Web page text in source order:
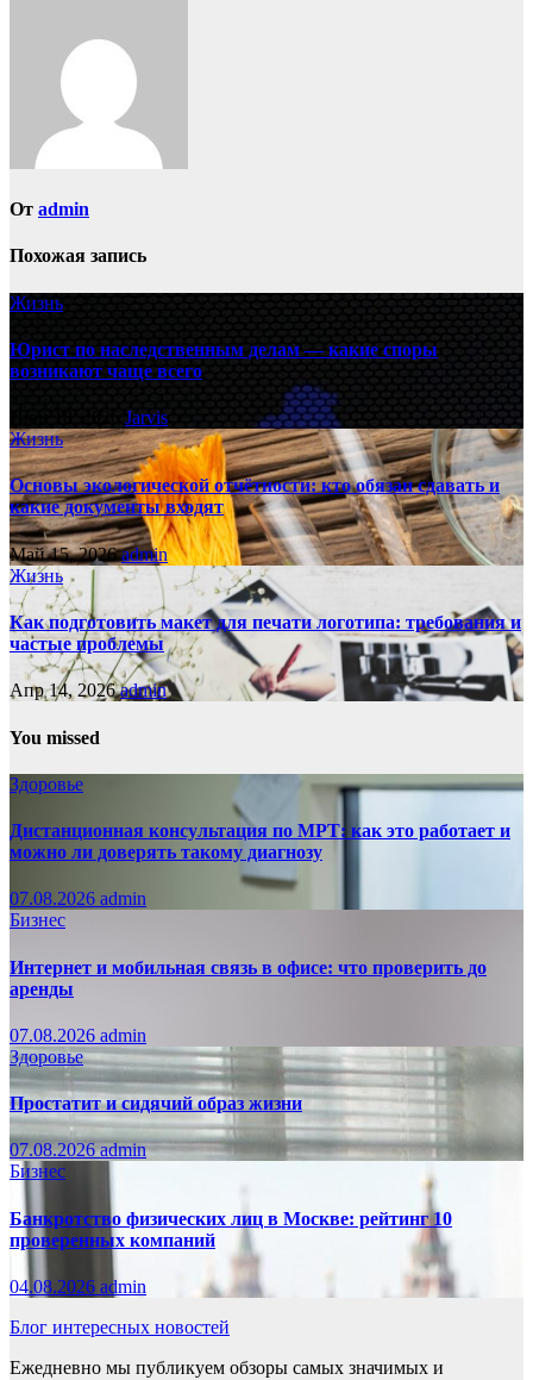
От admin
Похожая запись
Жизнь
Юрист по наследственным делам — какие споры
возникают чаще всего
Jarvis
Жизнь
Основы экологической отчётности: кто обязан сдавать и
какие документы входят
Май 15, 2026admin
Жизнь
Как подготовить макет для печати логотипа: требования и
частые проблемы
Апр 14, 2026admin
You missed
Здоровье
Дистанционная консультация по МРТ: как это работает и
можно ли доверять такому диагнозу
07.08.2026 admin
Бизнес
Интернет и мобильная связь в офисе: что проверить до
аренды
07.08.2026 admin
Здоровье
Простатит и сидячий образ жизни
07.08.2026admin
Бизнес
Банкротство физических лиц в Москве: рейтинг 10
проверенных компаний
04.08.2026 admin
Блог интересных новостей
Ежедневно мы публикуем обзоры самых значимых и